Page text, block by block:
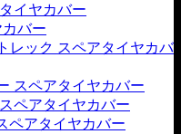
イヤカバー
バー
レック スペアタイヤカバ
スペアタイヤカバー
ペアタイヤカバー
ペアタイヤカバー